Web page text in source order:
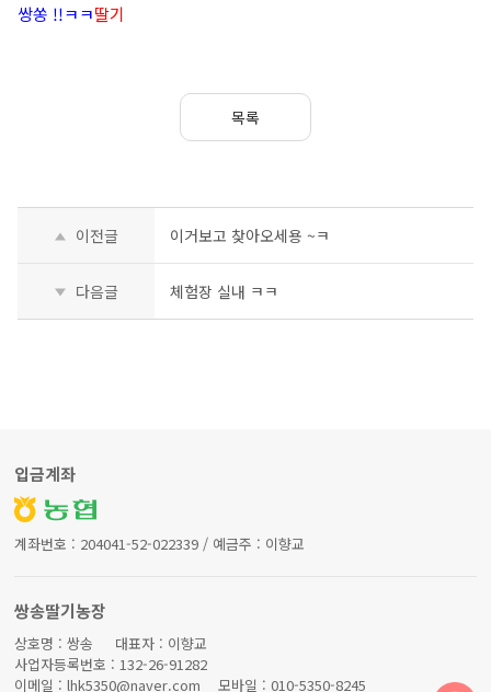
쌍쏭 !!ㅋㅋ딸기
목록
이전글 이거보고 찾아오세용 ~ㅋ
다음글 체험장 실내 ㅋㅋ
입금계좌
계좌번호 : 204041-52-022339 / 예금주 : 이향교
쌍송딸기농장
상호명 : 쌍송 대표자 : 이향교
사업자등록번호 : 132-26-91282
이메일 : lhk5350@naver.com 모바일 : 010-5350-8245